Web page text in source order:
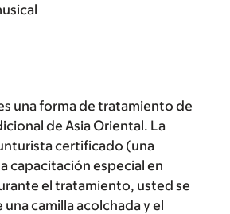
una forma de tratamiento de
de Asia Oriental. La
certificado (una
capacitación especial en
el tratamiento, usted se
camilla acolchada y el